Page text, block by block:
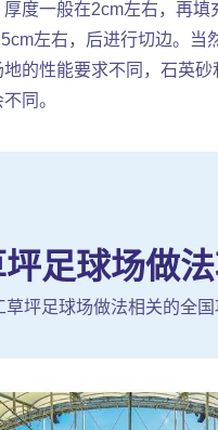
厚度一般在2cm左右，再填
左右，后进行切边。当
地的性能要求不同，石英
同。
足球场做
草坪足球场做法相关的全国